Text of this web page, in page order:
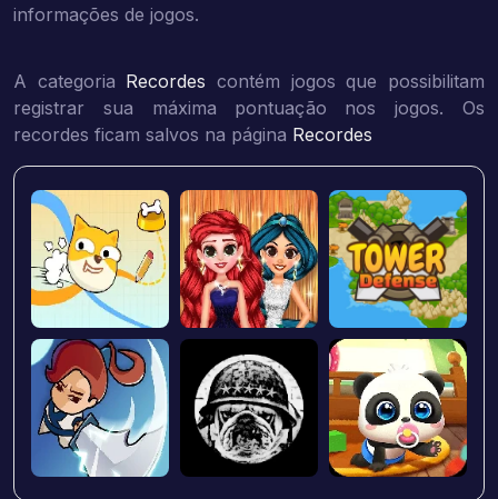
informações de jogos.
A categoria Recordes contém jogos que possibilitam
registrar sua máxima pontuação nos jogos. Os
recordes ficam salvos na página Recordes